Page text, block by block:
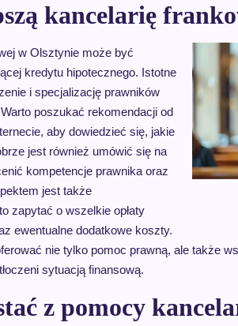
kancelarię
w Olsztynie może być
kredytu hipotecznego. Istotne
i specjalizację prawników
poszukać rekomendacji od
aby dowiedzieć się, jakie
jest również umówić się na
kompetencje prawnika oraz
jest także
zapytać o wszelkie opłaty
ewentualne dodatkowe koszty.
nie tylko pomoc prawną, ale także
sytuacją finansową.
z pomocy